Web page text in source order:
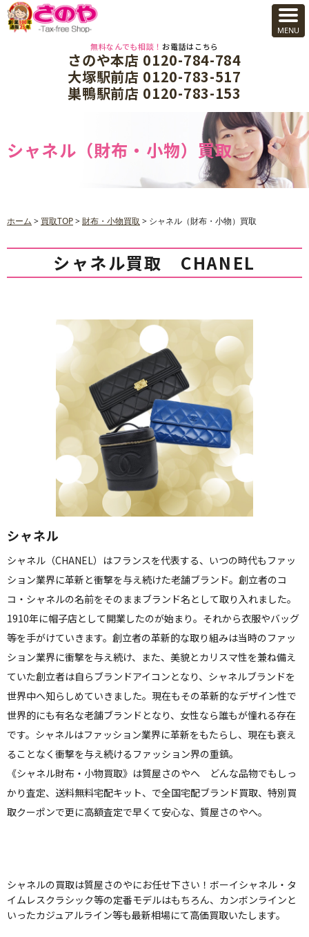
無料なんでも相談！お電話はこちら
さのや本店 0120-784-784
大塚駅前店 0120-783-517
巣鴨駅前店 0120-783-153
シャネル（財布・小物）買取
ホーム > 買取TOP>財布・小物買取 > シャネル（財布・小物）買取
シャネル買取 CHANEL
シャネル
シャネル（CHANEL）はフランスを代表する、いつの時代もファッ
ション業界に革新と衝撃を与え続けた老舗ブランド。創立者のコ
コ・シャネルの名前をそのままブランド名として取り入れました。
1910年に帽子店として開業したのが始まり。それから衣服やバッグ
等を手がけていきます。創立者の革新的な取り組みは当時のファッ
ション業界に衝撃を与え続け、また、美貌とカリスマ性を兼ね備え
ていた創立者は自らブランドアイコンとなり、シャネルブランドを
世界中へ知らしめていきました。現在もその革新的なデザイン性で
世界的にも有名な老舗ブランドとなり、女性なら誰もが憧れる存在
です。シャネルはファッション業界に革新をもたらし、現在も衰え
ることなく衝撃を与え続けるファッション界の重鎮。
《シャネル財布・小物買取》は質屋さのやへ どんな品物でもしっ
かり査定、送料無料宅配キット、で全国宅配ブランド買取、特別買
取クーポンで更に高額査定で早くて安心な、質屋さのやへ。
シャネルの買取は質屋さのやにお任せ下さい！ボーイシャネル・タ
イムレスクラシック等の定番モデルはもちろん、カンボンラインと
いったカジュアルライン等も最新相場にて高価買取いたします。